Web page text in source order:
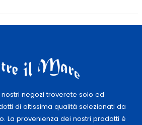
nostri negozi troverete solo ed
di altissima qualità selezionati da
La provenienza dei nostri prodotti è